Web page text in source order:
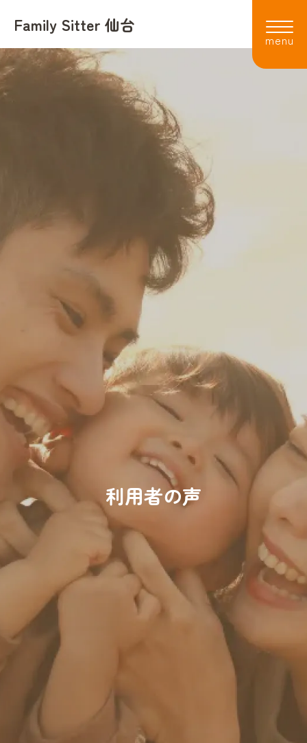
Family Sitter 仙台
利用者の声
よくある質問
お電話でのお問い合わせ
050-3749-5127
［受付時間］9:00〜17:00
メールでのお問い合わせ
メールフォームへ
ご利用予約
サービスのご予約はこちらから
初めての方はこちら
ご予約はこちら
採用情報
利用者の声